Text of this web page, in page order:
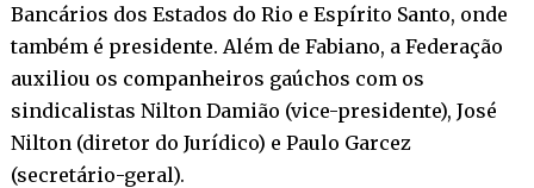
Bancários dos Estados do Rio e Espírito Santo, onde
também é presidente. Além de Fabiano, a Federação
auxiliou os companheiros gaúchos com os
sindicalistas Nilton Damião (vice-presidente), José
Nilton (diretor do Jurídico) e Paulo Garcez
(secretário-geral).